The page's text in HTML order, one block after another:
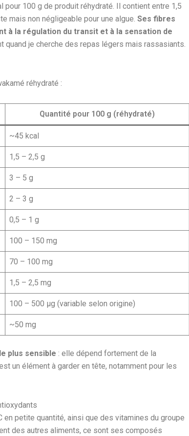
100 g de produit réhydraté. Il contient entre 1,5
mais non négligeable pour une algue. Ses fibres
à la régulation du transit et à la sensation de
quand je cherche des repas légers mais rassasiants.
réhydraté :
Quantité pour 100 g (réhydraté)
~45 kcal
1,5 – 2,5 g
3 – 5 g
2 – 3 g
0,5 – 1 g
100 – 150 mg
70 – 100 mg
1,5 – 2,5 mg
100 – 500 µg (variable selon origine)
~50 mg
plus sensible : elle dépend fortement de la
un élément à garder en tête, notamment pour les
en petite quantité, ainsi que des vitamines du groupe
des autres aliments, ce sont ses composés